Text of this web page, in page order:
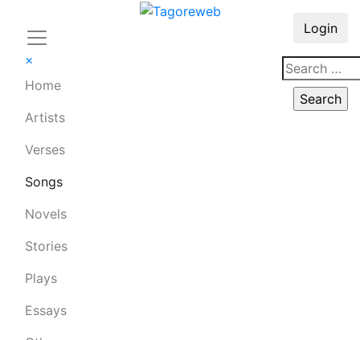
×
Home
Artists
Verses
Songs
Novels
Stories
Plays
Essays
Login